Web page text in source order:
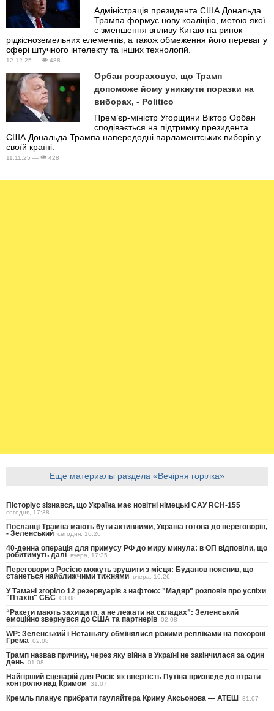
Адміністрація президента США Дональда
Трампа формує нову коаліцію, метою якої
є зменшення впливу Китаю на ринок
рідкісноземельних елементів, а також обмеження його переваг у
сфері штучного інтелекту та інших технологій.
12.12.25 — 488
Орбан розраховує, що Трамп
допоможе йому уникнути поразки на
виборах, - Politico
Прем’єр-міністр Угорщини Віктор Орбан
сподівається на підтримку президента
США Дональда Трампа напередодні парламентських виборів у
своїй країні.
11.11.25 — 428
Еще материалы раздела «Вечірня горілка»
Пісторіус зізнався, що Україна має новітні німецькі САУ RCH-155
сегодня, 17:38
Посланці Трампа мають бути активними, Україна готова до переговорів,
- Зеленський сегодня, 16:26
40-денна операція для примусу РФ до миру минула: в ОП відповіли, що
робитимуть далі вчера, 17:35
Переговори з Росією можуть зрушити з місця: Буданов пояснив, що
станеться найближчими тижнями вчера, 16:26
У Тамані згоріло 12 резервуарів з нафтою: "Мадяр" розповів про успіхи
"Птахів" СБС 03.08
“Ракети мають захищати, а не лежати на складах”: Зеленський
емоційно звернувся до США та партнерів 02.08
WP: Зеленський і Нетаньягу обмінялися різкими репліками на похороні
Грема 02.08
Трамп назвав причину, через яку війна в Україні не закінчилася за один
день 01.08
Найгірший сценарій для Росії: як впертість Путіна призведе до втрати
контролю над Кримом 31.07
Кремль планує прибрати гауляйтера Криму Аксьонова — АТЕШ 31.07